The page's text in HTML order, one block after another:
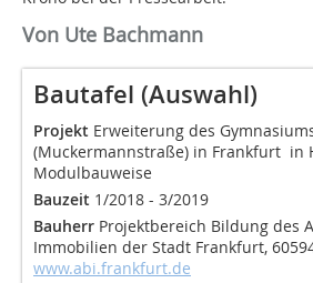
Von Ute Bachmann
Bautafel (Auswahl)
Projekt Erweiterung des
(Muckermannstraße) in Frankfurt in
Modulbauweise
Bauzeit 1/2018 - 3/2019
Bauherr Projektbereich Bildung des
Immobilien der Stadt Frankfurt,
www.abi.frankfurt.de